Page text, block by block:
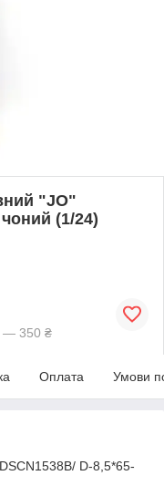
"JO"
(1/24)
— 350 ₴
Оплата Умови
D-8,5*65-